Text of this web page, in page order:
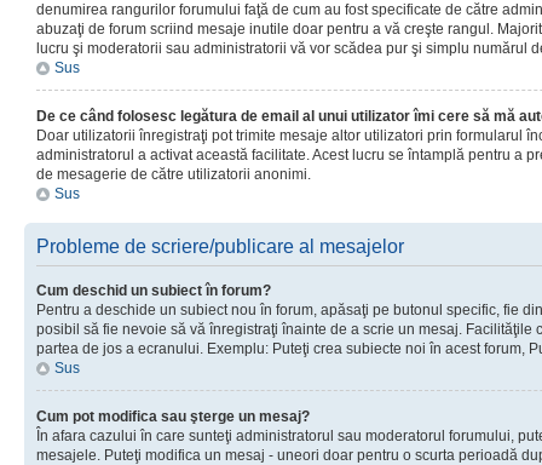
denumirea rangurilor forumului faţă de cum au fost specificate de către
abuzaţi de forum scriind mesaje inutile doar pentru a vă creşte rangul.
lucru şi moderatorii sau administratorii vă vor scădea pur şi simplu numărul
Sus
De ce când folosesc legătura de email al unui utilizator îmi cere să mă
Doar utilizatorii înregistraţi pot trimite mesaje altor utilizatori prin formularul
administratorul a activat această facilitate. Acest lucru se întamplă pentru a
de mesagerie de către utilizatorii anonimi.
Sus
Probleme de scriere/publicare al mesajelor
Cum deschid un subiect în forum?
Pentru a deschide un subiect nou în forum, apăsaţi pe butonul specific, fie
posibil să fie nevoie să vă înregistraţi înainte de a scrie un mesaj. Facilităţile
partea de jos a ecranului. Exemplu: Puteţi crea subiecte noi în acest forum,
Sus
Cum pot modifica sau şterge un mesaj?
În afara cazului în care sunteţi administratorul sau moderatorul forumului,
mesajele. Puteţi modifica un mesaj - uneori doar pentru o scurta perioadă